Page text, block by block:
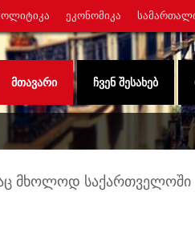
ᲔᲙᲝᲜᲝᲛᲘᲙᲐ
ᲛᲗᲐᲕᲐᲠᲘ ᲩᲕᲔᲜ ᲨᲔᲡᲐᲮᲔᲑ
მხოლოდ